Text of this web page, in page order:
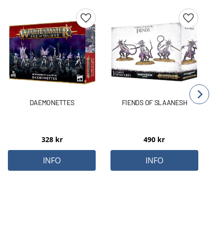
DAEMONETTES
328kr
Lägg till i favoriter
INFO
FIENDS OF SLAANESH
490 kr
Lägg till
INFO